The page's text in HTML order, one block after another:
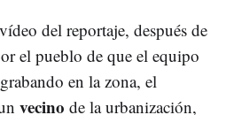
del reportaje, después de
el pueblo de que el equipo
en la zona, el
vecino de la urbanización,